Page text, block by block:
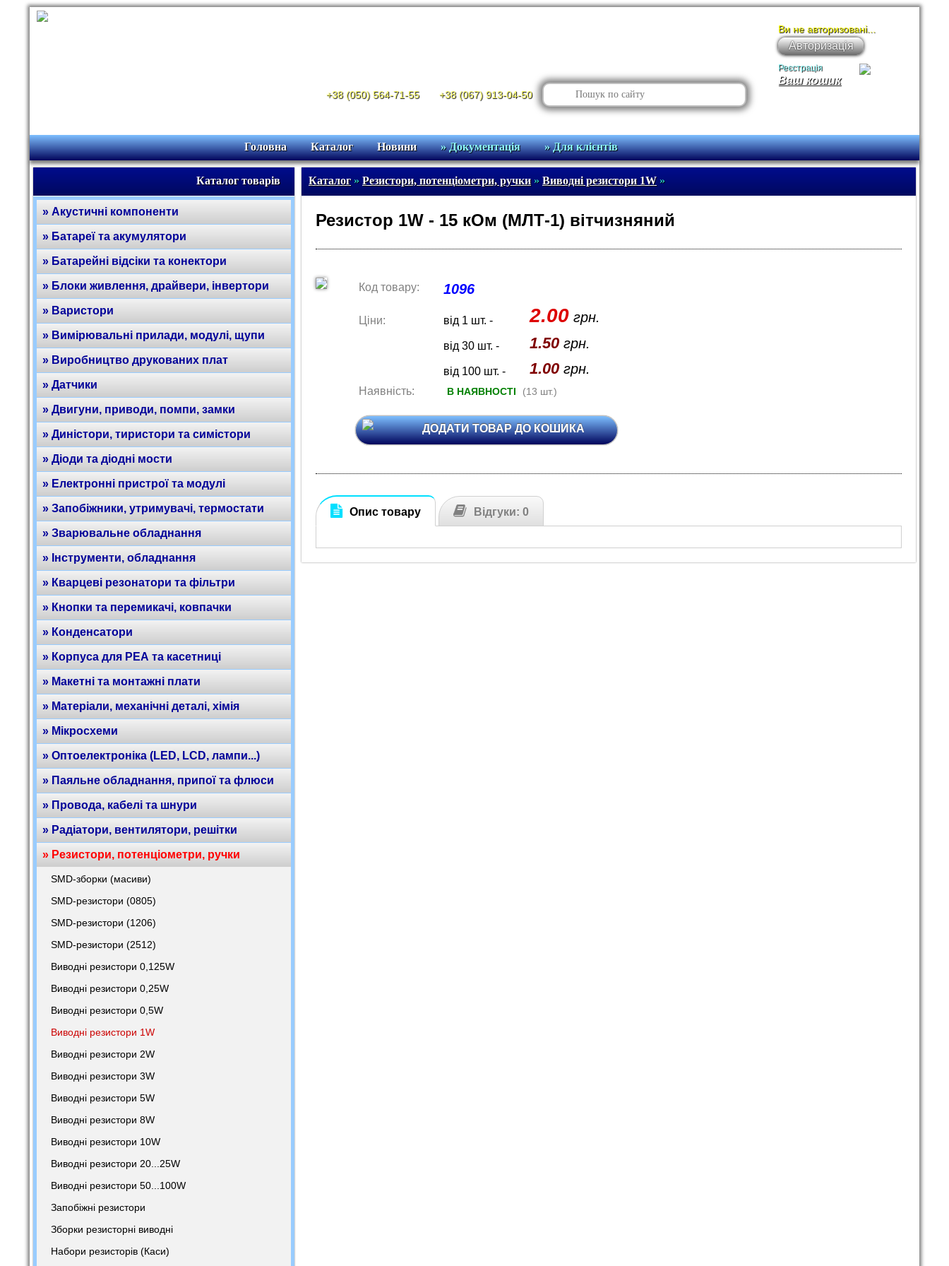
+38 (050) 564-71-55 +38 (067) 913-04-50
Ваш кошик
Ви не авторизовані...
Авторизація
Реєстрація
Головна Каталог Новини » Документація » Для клієнтів
Каталог товарів
» Акустичні компоненти
» Батареї та акумулятори
» Батарейні відсіки та конектори
» Блоки живлення, драйвери, інвертори
» Варистори
» Вимірювальні прилади, модулі, щупи
» Виробництво друкованих плат
» Датчики
» Двигуни, приводи, помпи, замки
» Диністори, тиристори та симістори
» Діоди та діодні мости
» Електронні пристрої та модулі
» Запобіжники, утримувачі, термостати
» Зварювальне обладнання
» Інструменти, обладнання
» Кварцеві резонатори та фільтри
» Кнопки та перемикачі, ковпачки
» Конденсатори
» Корпуса для РЕА та касетниці
» Макетні та монтажні плати
» Матеріали, механічні деталі, хімія
» Мікросхеми
» Оптоелектроніка (LED, LCD, лампи...)
» Паяльне обладнання, припої та флюси
» Провода, кабелі та шнури
» Радіатори, вентилятори, решітки
» Резистори, потенціометри, ручки
SMD-зборки (масиви)
SMD-резистори (0805)
SMD-резистори (1206)
SMD-резистори (2512)
Виводні резистори 0,125W
Виводні резистори 0,25W
Виводні резистори 0,5W
Виводні резистори 1W
Виводні резистори 2W
Виводні резистори 3W
Виводні резистори 5W
Виводні резистори 8W
Виводні резистори 10W
Виводні резистори 20...25W
Виводні резистори 50...100W
Запобіжні резистори
Зборки резисторні виводні
Набори резисторів (Каси)
Каталог» Резистори, потенціометри, ручки» Виводні резистори 1W»
Резистор 1W - 15 кОм (МЛТ-1) вітчизняний
Код товару: 1096
Ціни: від 1 шт. - 2.00 грн.
від 30 шт. - 1.50 грн.
від 100 шт. - 1.00 грн.
Наявність: В НАЯВНОСТІ (13 шт.)
ДОДАТИ ТОВАР ДО КОШИКА
Опис товару Відгуки: 0